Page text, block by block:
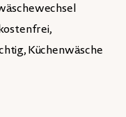
Küchenwäsche